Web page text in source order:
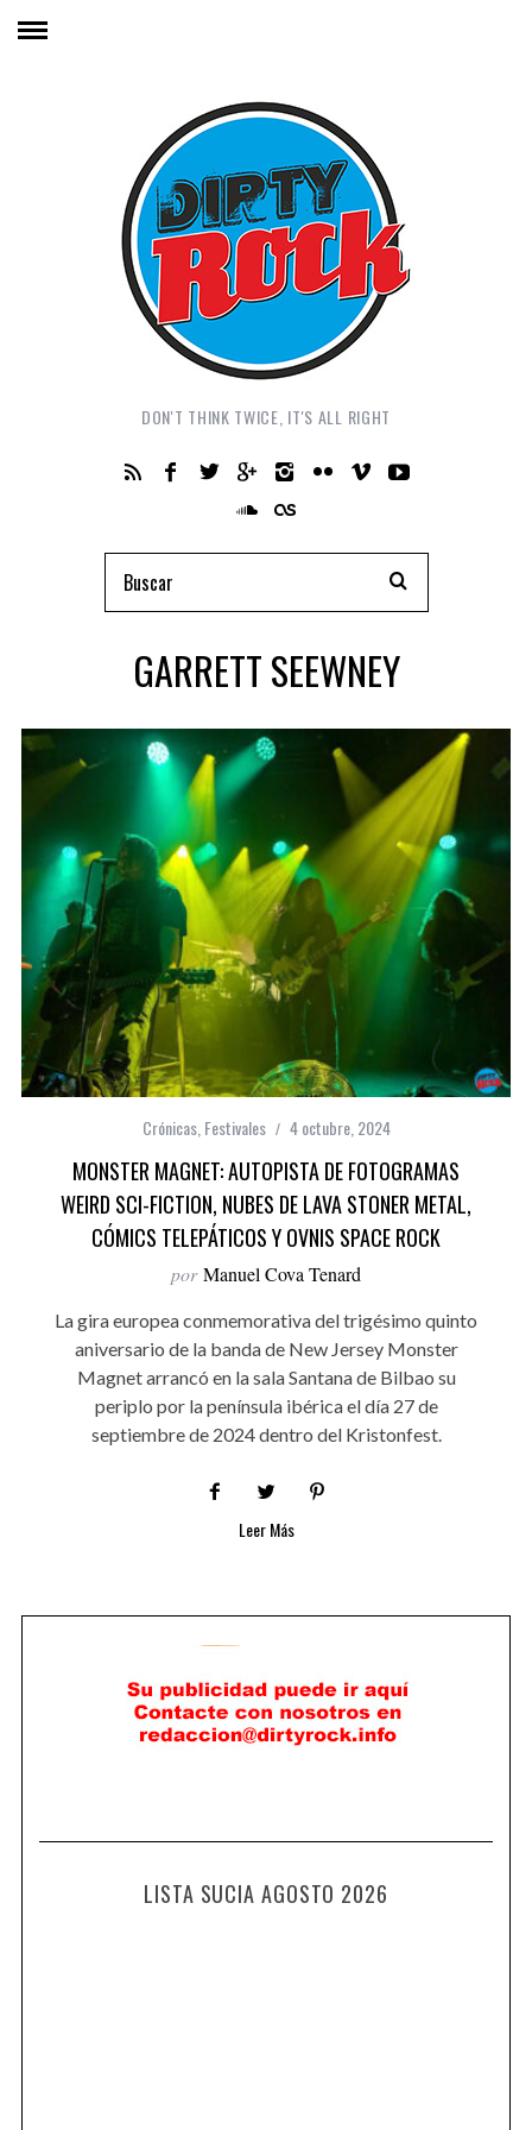
DON'T THINK TWICE, IT'S ALL RIGHT
GARRETT SEEWNEY
Crónicas, Festivales 4 octubre, 2024
MONSTER MAGNET: AUTOPISTA DE FOTOGRAMAS
WEIRD SCI-FICTION, NUBES DE LAVA STONER METAL,
CÓMICS TELEPÁTICOS Y OVNIS SPACE ROCK
por Manuel Cova Tenard
La gira europea conmemorativa del trigésimo quinto
aniversario de la banda de New Jersey Monster
Magnet arrancó en la sala Santana de Bilbao su
periplo por la península ibérica el día 27 de
septiembre de 2024 dentro del Kristonfest.
Leer Más
LISTA SUCIA AGOSTO 2026